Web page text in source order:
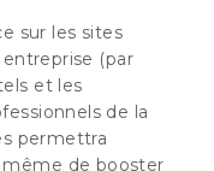
sur les sites
(par
et les
de la
permettra
de booster